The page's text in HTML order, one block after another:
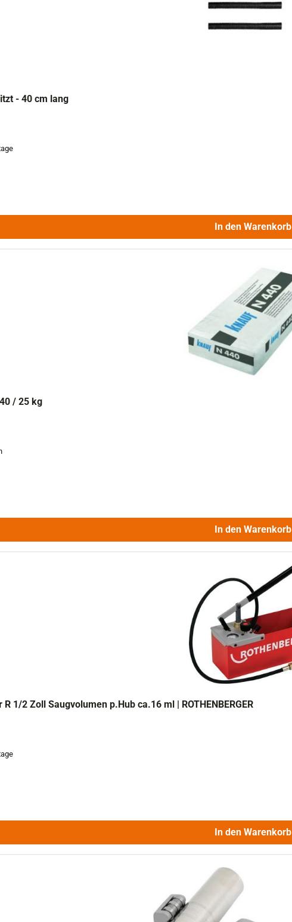
- 40 cm lang
In den Warenkorb
/ 25 kg
In den Warenkorb
1/2 Zoll Saugvolumen p.Hub ca.16 ml | ROTHENBERGER
In den Warenkorb